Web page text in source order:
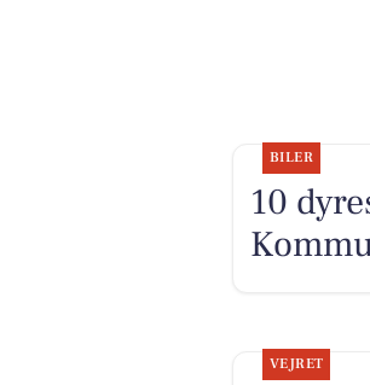
BILER
10
VEJRET